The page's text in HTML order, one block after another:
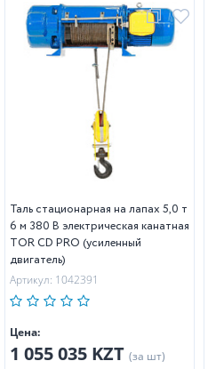
Таль стационарная на лапах 5,0 т
6 м 380 В электрическая канатная
TOR CD PRO (усиленный
двигатель)
Артикул: 1042391
Цена:
1 055 035 KZT (за шт)